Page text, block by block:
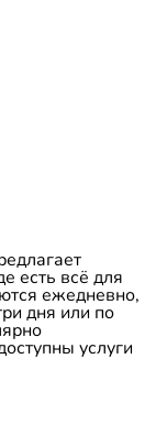
есть всё для
ежедневно,
дня или по
услуги